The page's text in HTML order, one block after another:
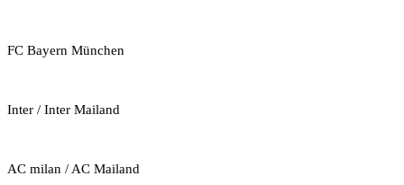
FC Bayern München
Inter / Inter Mailand
AC milan / AC Mailand